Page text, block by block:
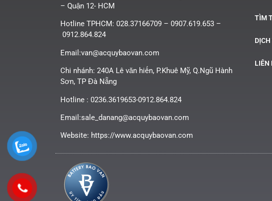
– Quận 12- HCM
Hotline TPHCM: 028.37166709 – 0907.619.653 –
0912.864.824
Email:van@acquybaovan.com
Chi nhánh: 240A Lê văn hiến, P.Khuê Mỹ, Q.Ngũ Hành
Sơn, TP Đà Nẵng
Hotline : 0236.3619653-0912.864.824
Email:sale_danang@acquybaovan.com
Website: https://www.acquybaovan.com
TÌM
LIÊN